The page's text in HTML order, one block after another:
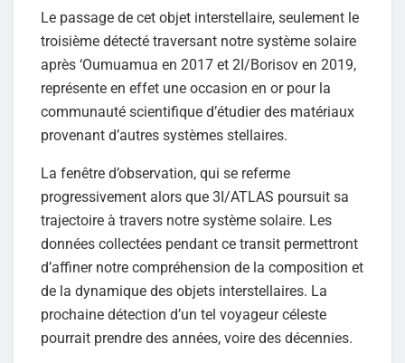
Le passage de cet objet interstellaire, seulement le
troisième détecté traversant notre système solaire
après ‘Oumuamua en 2017 et 2I/Borisov en 2019,
représente en effet une occasion en or pour la
communauté scientifique d’étudier des matériaux
provenant d’autres systèmes stellaires.
La fenêtre d’observation, qui se referme
progressivement alors que 3I/ATLAS poursuit sa
trajectoire à travers notre système solaire. Les
données collectées pendant ce transit permettront
d’affiner notre compréhension de la composition et
de la dynamique des objets interstellaires. La
prochaine détection d’un tel voyageur céleste
pourrait prendre des années, voire des décennies.